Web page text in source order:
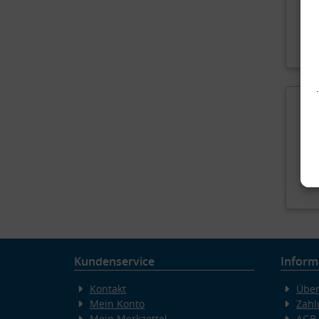
Kundenservice
Kontakt
Mein Konto